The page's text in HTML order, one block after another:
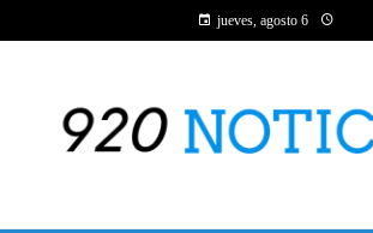
jueves, agosto 6